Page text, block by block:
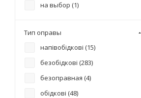
на выбор (1)
Тип оправы
напівобідкові (15)
безобідкові (283)
безоправная (4)
обідкові (48)